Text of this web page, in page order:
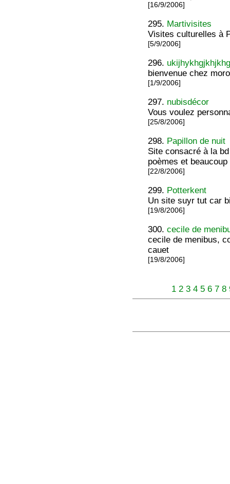
[16/9/2006]
295. Martivisites
Visites culturelles à
[5/9/2006]
296.
bienvenue chez
[1/9/2006]
297. nubisdécor
Vous voulez
[25/8/2006]
298. Papillon de nuit
Site consacré à la
poèmes et
[22/8/2006]
299. Potterkent
Un site suyr tut car
[19/8/2006]
300.cecile de
cecile de menibus,
cauet
[19/8/2006]
1 2 3 4 5 6 7 8